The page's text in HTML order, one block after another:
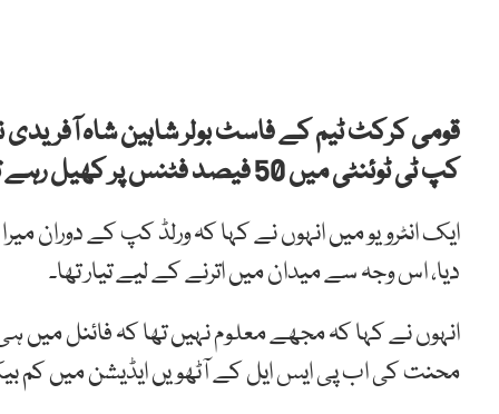
قومی کرکٹ ٹیم کے فاسٹ بولر شاہین شاہ آفریدی
کپ ٹی ٹوئنٹی میں 50 فیصد فٹنس پر کھیل رہے تھے۔
ایک انٹرویو میں انہوں نے کہا کہ ورلڈ کپ کے دوران
دیا، اس وجہ سے میدان میں اترنے کے لیے تیار تھا۔
انہوں نے کہا کہ مجھے معلوم نہیں تھا کہ فائنل میں
محنت کی اب پی ایس ایل کے آٹھویں ایڈیشن میں کم